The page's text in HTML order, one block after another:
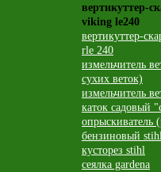
вертикуттер-
viking le240
вертикуттер-
rle 240
измельчитель
сухих веток)
измельчитель
каток садовый
опрыскиватель
бензиновый
кусторез stihl
сеялка gardena